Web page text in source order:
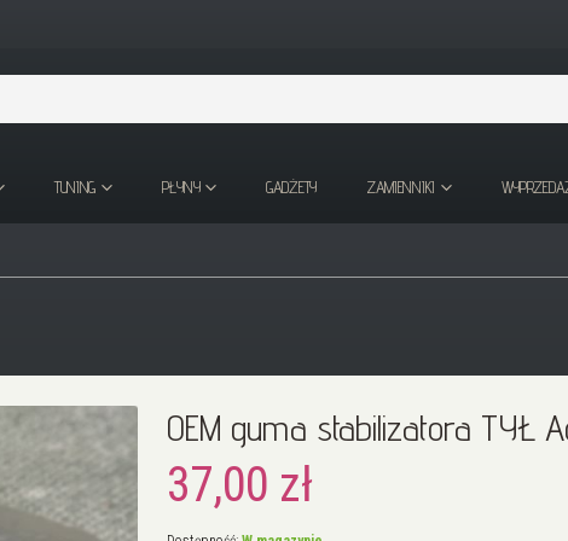
TUNING PŁYNY GADŻETY ZAMIENNIKI
OEM guma stabilizatora TYŁ
37,00 zł